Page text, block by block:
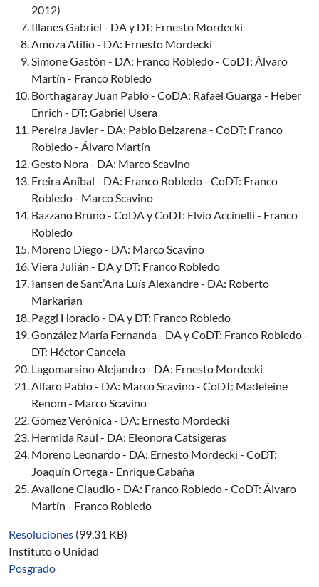
2012)
Illanes Gabriel - DA y DT: Ernesto Mordecki
Amoza Atilio - DA: Ernesto Mordecki
Simone Gastón - DA: Franco Robledo - CoDT: Álvaro
Martín - Franco Robledo
Borthagaray Juan Pablo - CoDA: Rafael Guarga - Heber
Enrich - DT: Gabriel Usera
Pereira Javier - DA: Pablo Belzarena - CoDT: Franco
Robledo - Álvaro Martín
Gesto Nora - DA: Marco Scavino
Freira Aníbal - DA: Franco Robledo - CoDT: Franco
Robledo - Marco Scavino
Bazzano Bruno - CoDA y CoDT: Elvio Accinelli - Franco
Robledo
Moreno Diego - DA: Marco Scavino
Viera Julián - DA y DT: Franco Robledo
Iansen de Sant’Ana Luís Alexandre - DA: Roberto
Markarian
Paggi Horacio - DA y DT: Franco Robledo
González María Fernanda - DA y CoDT: Franco Robledo -
DT: Héctor Cancela
Lagomarsino Alejandro - DA: Ernesto Mordecki
Alfaro Pablo - DA: Marco Scavino - CoDT: Madeleine
Renom - Marco Scavino
Gómez Verónica - DA: Ernesto Mordecki
Hermida Raúl - DA: Eleonora Catsigeras
Moreno Leonardo - DA: Ernesto Mordecki - CoDT:
Joaquín Ortega - Enrique Cabaña
Avallone Claudio - DA: Franco Robledo - CoDT: Álvaro
Martín - Franco Robledo
Resoluciones (99.31 KB)
Instituto o Unidad
Posgrado